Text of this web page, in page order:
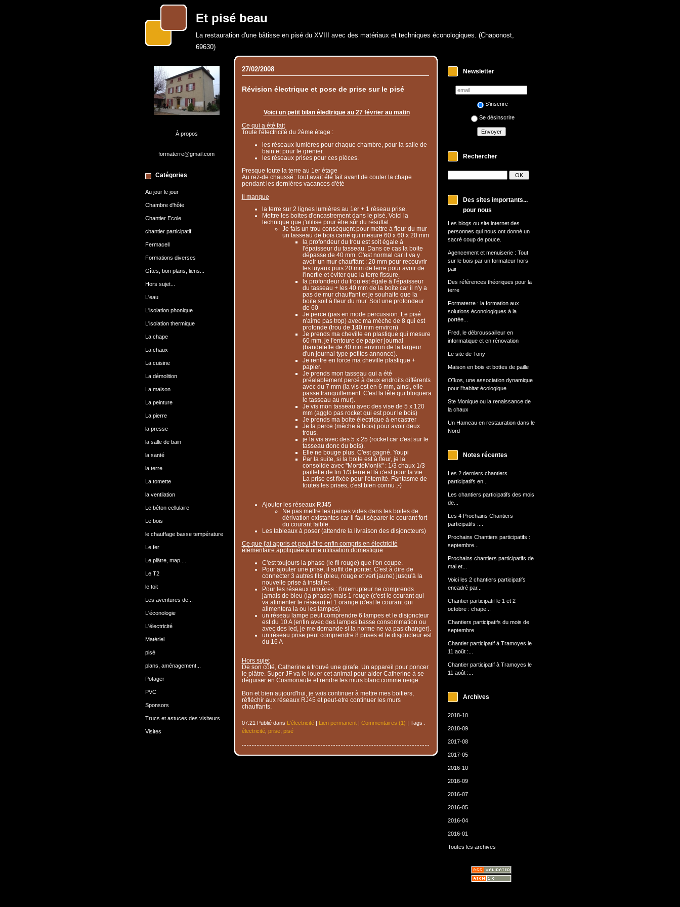
Et pisé beau
La restauration d'une bâtisse en pisé du XVIII avec des matériaux et techniques éconologiques. (Chaponost,
69630)
À propos
formaterre@gmail.com
Catégories
Au jour le jour
Chambre d'hôte
Chantier Ecole
chantier participatif
Fermacell
Formations diverses
Gîtes, bon plans, liens...
Hors sujet...
L'eau
L'isolation phonique
L'isolation thermique
La chape
La chaux
La cuisine
La démolition
La maison
La peinture
La pierre
la presse
la salle de bain
la santé
la terre
La tomette
la ventilation
Le béton cellulaire
Le bois
le chauffage basse température
Le fer
Le plâtre, map....
Le T2
le toit
Les aventures de...
L'éconologie
L'électricité
Matériel
pisé
plans, aménagement...
Potager
PVC
Sponsors
Trucs et astuces des visiteurs
Visites
Newsletter
S'inscrire
Se désinscrire
Rechercher
Des sites importants...
pour nous
Les blogs ou site internet des
personnes qui nous ont donné un
sacré coup de pouce.
Agencement et menuiserie : Tout
sur le bois par un formateur hors
pair
Des références théoriques pour la
terre
Formaterre : la formation aux
solutions éconologiques à la
portée...
Fred, le débroussailleur en
informatique et en rénovation
Le site de Tony
Maison en bois et bottes de paille
Oïkos, une association dynamique
pour l'habitat écologique
Ste Monique ou la renaissance de
la chaux
Un Hameau en restauration dans le
Nord
Notes récentes
Les 2 derniers chantiers
participatifs en...
Les chantiers participatifs des mois
de...
Les 4 Prochains Chantiers
participatifs :...
Prochains Chantiers participatifs :
septembre...
Prochains chantiers participatifs de
mai et...
Voici les 2 chantiers participatifs
encadré par...
Chantier participatif le 1 et 2
octobre : chape...
Chantiers participatifs du mois de
septembre
Chantier participatif à Tramoyes le
11 août :...
Chantier participatif à Tramoyes le
11 août :...
Archives
2018-10
2018-09
2017-08
2017-05
2016-10
2016-09
2016-07
2016-05
2016-04
2016-01
Toutes les archives
27/02/2008
Révision électrique et pose de prise sur le pisé
Voici un petit bilan éledtrique au 27 février au matin
Ce qui a été fait
Toute l'électricité du 2ème étage :
les réseaux lumières pour chaque chambre, pour la salle de
bain et pour le grenier.
les réseaux prises pour ces pièces.
Presque toute la terre au 1er étage
Au rez-de chaussé : tout avait été fait avant de couler la chape
pendant les dernières vacances d'été
Il manque
la terre sur 2 lignes lumières au 1er + 1 réseau prise.
Mettre les boites d'encastrement dans le pisé. Voici la
technique que j'utilise pour être sûr du résultat :
Je fais un trou conséquent pour mettre à fleur du mur
un tasseau de bois carré qui mesure 60 x 60 x 20 mm
la profondeur du trou est soit égale à
l'épaisseur du tasseau. Dans ce cas la boite
dépasse de 40 mm. C'est normal car il va y
avoir un mur chauffant : 20 mm pour recouvrir
les tuyaux puis 20 mm de terre pour avoir de
l'inertie et éviter que la terre fissure.
la profondeur du trou est égale à l'épaisseur
du tasseau + les 40 mm de la boite car il n'y a
pas de mur chauffant et je souhaite que la
boite soit à fleur du mur. Soit une profondeur
de 60
Je perce (pas en mode percussion. Le pisé
n'aime pas trop) avec ma mèche de 8 qui est
profonde (trou de 140 mm environ)
Je prends ma cheville en plastique qui mesure
60 mm, je l'entoure de papier journal
(bandelette de 40 mm environ de la largeur
d'un journal type petites annonce).
Je rentre en force ma cheville plastique +
papier.
Je prends mon tasseau qui a été
préalablement percé à deux endroits différents
avec du 7 mm (la vis est en 6 mm, ainsi, elle
passe tranquillement. C'est la tête qui bloquera
le tasseau au mur).
Je vis mon tasseau avec des vise de 5 x 120
mm (agglo pas rocket qui est pour le bois)
Je prends ma boite électrique à encastrer
Je la perce (mèche à bois) pour avoir deux
trous.
je la vis avec des 5 x 25 (rocket car c'est sur le
tasseau donc du bois).
Elle ne bouge plus. C'est gagné. Youpi
Par la suite, si la boite est à fleur, je la
consolide avec "MortiéMonik" : 1/3 chaux 1/3
paillette de lin 1/3 terre et là c'est pour la vie.
La prise est fixée pour l'éternité. Fantasme de
toutes les prises, c'est bien connu ;-)
Ajouter les réseaux RJ45
Ne pas mettre les gaines vides dans les boites de
dérivation existantes car il faut séparer le courant fort
du courant faible.
Les tableaux à poser (attendre la livraison des disjoncteurs)
Ce que j'ai appris et peut-être enfin compris en électricité
élémentaire appliquée à une utilisation domestique
C'est toujours la phase (le fil rouge) que l'on coupe.
Pour ajouter une prise, il suffit de ponter. C'est à dire de
connecter 3 autres fils (bleu, rouge et vert jaune) jusqu'à la
nouvelle prise à installer.
Pour les réseaux lumières : l'interrupteur ne comprends
jamais de bleu (la phase) mais 1 rouge (c'est le courant qui
va alimenter le réseau) et 1 orange (c'est le courant qui
alimentera la ou les lampes)
un réseau lampe peut comprendre 6 lampes et le disjoncteur
est du 10 A (enfin avec des lampes basse consommation ou
avec des led, je me demande si la norme ne va pas changer).
un réseau prise peut comprendre 8 prises et le disjoncteur est
du 16 A
Hors sujet
De son côté, Catherine a trouvé une girafe. Un appareil pour poncer
le plâtre. Super JF va le louer cet animal pour aider Catherine à se
déguiser en Cosmonaute et rendre les murs blanc comme neige.
Bon et bien aujourd'hui, je vais continuer à mettre mes boitiers,
réfléchir aux réseaux RJ45 et peut-etre continuer les murs
chauffants.
07:21 Publié dans L'électricité| Lien permanent| Commentaires (1) | Tags :
électricité, prise, pisé